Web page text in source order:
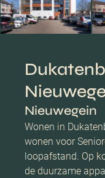
Nieuwegein
Wonen in
wonen voor
loopafstand. Op
de duurzame